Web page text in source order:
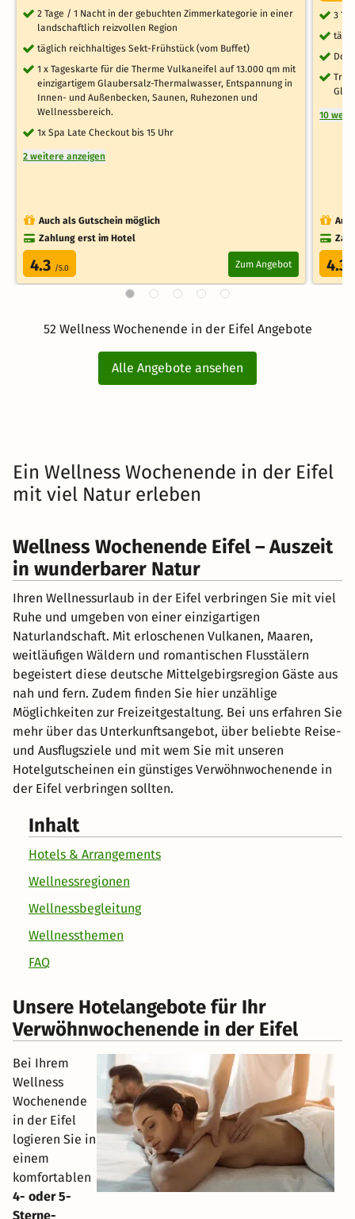
2 Tage / 1 Nacht in der gebuchten Zimmerkategorie in einer
landschaftlich reizvollen Region
täglich reichhaltiges Sekt-Frühstück (vom Buffet)
1 x Tageskarte für die Therme Vulkaneifel auf 13.000 qm mit
einzigartigem Glaubersalz-Thermalwasser, Entspannung in
Innen- und Außenbecken, Saunen, Ruhezonen und
Wellnessbereich.
1x Spa Late Checkout bis 15 Uhr
2 weitere anzeigen
Auch als Gutschein möglich
Zahlung erst im Hotel
4.3 /5.0 Zum Angebot
3
10
4.3
52 Wellness Wochenende in der Eifel Angebote
Alle Angebote ansehen
Ein Wellness Wochenende in der Eifel
mit viel Natur erleben
Wellness Wochenende Eifel – Auszeit
in wunderbarer Natur
Ihren Wellnessurlaub in der Eifel verbringen Sie mit viel
Ruhe und umgeben von einer einzigartigen
Naturlandschaft. Mit erloschenen Vulkanen, Maaren,
weitläufigen Wäldern und romantischen Flusstälern
begeistert diese deutsche Mittelgebirgsregion Gäste aus
nah und fern. Zudem finden Sie hier unzählige
Möglichkeiten zur Freizeitgestaltung. Bei uns erfahren Sie
mehr über das Unterkunftsangebot, über beliebte Reise-
und Ausflugsziele und mit wem Sie mit unseren
Hotelgutscheinen ein günstiges Verwöhnwochenende in
der Eifel verbringen sollten.
Inhalt
Hotels & Arrangements
Wellnessregionen
Wellnessbegleitung
Wellnessthemen
FAQ
Unsere Hotelangebote für Ihr
Verwöhnwochenende in der Eifel
Bei Ihrem
Wellness
Wochenende
in der Eifel
logieren Sie in
einem
komfortablen
4- oder 5-
Sterne-